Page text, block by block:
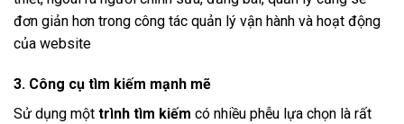
đơn giản hơn trong công tác quản lý vận hành và hoạt động
của website
3. Công cụ tìm kiếm mạnh mẽ
Sử dụng một trình tìm kiếm có nhiều phễu lựa chọn là rất